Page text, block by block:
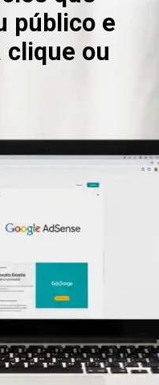
público e
clique ou